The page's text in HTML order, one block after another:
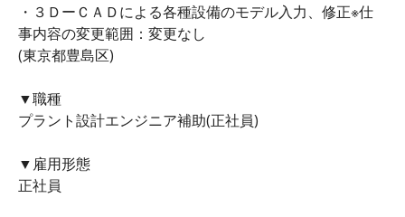
・３ＤーＣＡＤによる各種設備のモデル入力、修正※仕
事内容の変更範囲：変更なし
(東京都豊島区)
▼職種
プラント設計エンジニア補助(正社員)
▼雇用形態
正社員